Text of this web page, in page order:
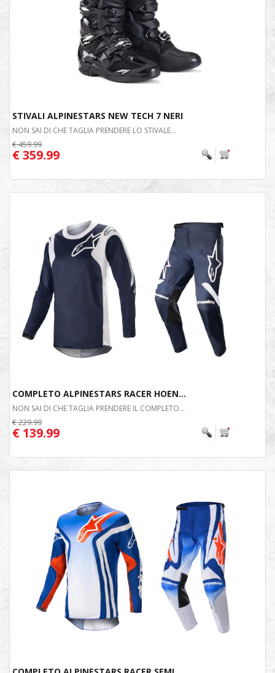
STIVALI ALPINESTARS NEW TECH 7 NERI
NON SAI DI CHE TAGLIA PRENDERE LO STIVALE...
€ 459.99
€ 359.99
COMPLETO ALPINESTARS RACER HOEN...
NON SAI DI CHE TAGLIA PRENDERE IL COMPLETO...
€ 229.99
€ 139.99